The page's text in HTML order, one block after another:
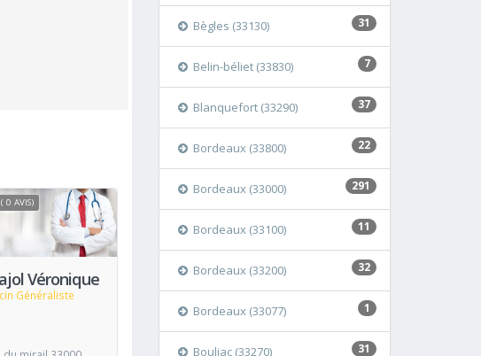
Véronique
Généraliste
Voir
( 0 AVIS)
31
Bègles (33130)
7
Belin-béliet (33830)
37
Blanquefort (33290)
22
Bordeaux (33800)
291
Bordeaux (33000)
11
Bordeaux (33100)
32
Bordeaux (33200)
1
Bordeaux (33077)
31
Bouliac (33270)